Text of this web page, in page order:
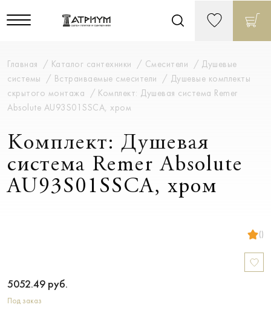
Главная Каталог сантехники Смесители
Душевые
системы
Встраиваемые смесители
Душевые комплекты
скрытого монтажа
Комплект: Душевая система Remer
Absolute AU93S01SSCA, хром
Комплект: Душевая
система Remer Absolute
AU93S01SSCA, хром
()
5052.49 руб.
Под заказ